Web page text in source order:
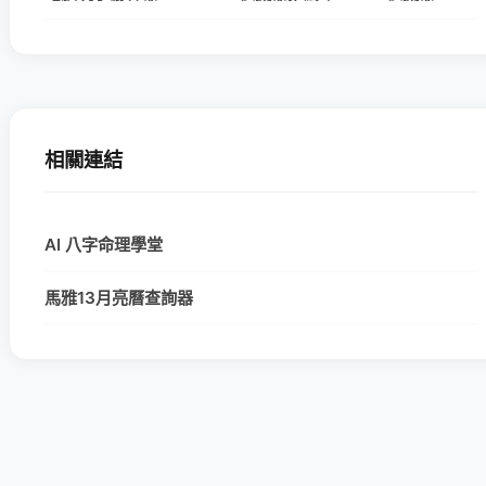
相關連結
AI 八字命理學堂
馬雅13月亮曆查詢器